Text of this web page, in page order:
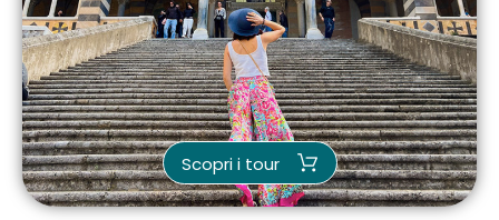
Scopri i tour